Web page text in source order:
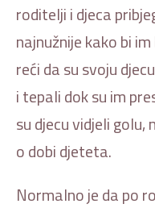
roditelji i djeca
najnužnije kako bi
reći da su svoju
i tepali dok su im
su djecu vidjeli
o dobi djeteta.
Normalno je da po